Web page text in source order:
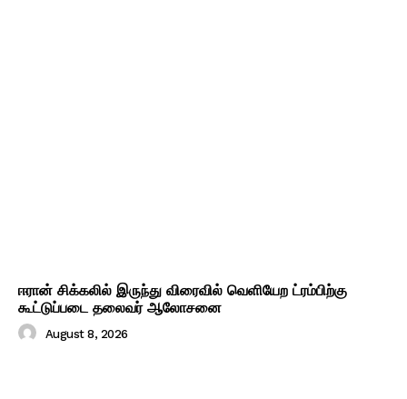
ஈரான் சிக்கலில் இருந்து விரைவில் வெளியேற ட்ரம்பிற்கு
கூட்டுப்படை தலைவர் ஆலோசனை
August 8, 2026